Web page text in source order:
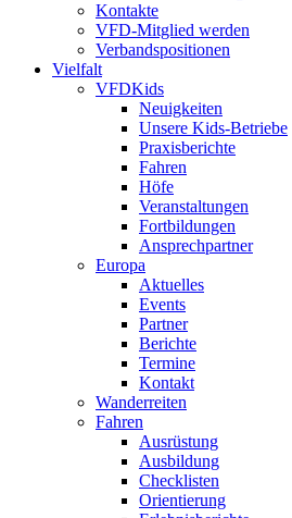
Kontakte
VFD-Mitglied werden
Verbandspositionen
Vielfalt
VFDKids
Neuigkeiten
Unsere Kids-Betriebe
Praxisberichte
Fahren
Höfe
Veranstaltungen
Fortbildungen
Ansprechpartner
Europa
Aktuelles
Events
Partner
Berichte
Termine
Kontakt
Wanderreiten
Fahren
Ausrüstung
Ausbildung
Checklisten
Orientierung